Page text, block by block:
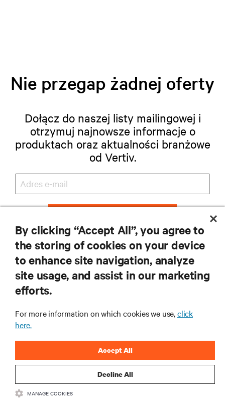
Nie przegap żadnej oferty
Dołącz do naszej listy mailingowej i
otrzymuj najnowsze informacje o
produktach oraz aktualności branżowe
od Vertiv.
ZASOBY
O NAS
DOŁĄCZ DO NAS
By clicking “Accept All”, you agree to
the storing of cookies on your device
to enhance site navigation, analyze
site usage, and assist in our marketing
efforts.
For more information on which cookies we use,click
here.
Decline All
Accept All
MANAGE COOKIES